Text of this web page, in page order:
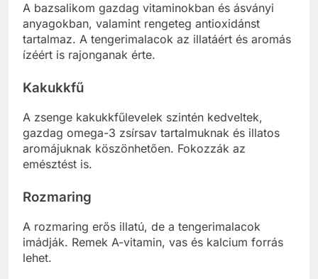
A bazsalikom gazdag vitaminokban és ásványi
anyagokban, valamint rengeteg antioxidánst
tartalmaz. A tengerimalacok az illatáért és aromás
ízéért is rajonganak érte.
Kakukkfű
A zsenge kakukkfűlevelek szintén kedveltek,
gazdag omega-3 zsírsav tartalmuknak és illatos
aromájuknak köszönhetően. Fokozzák az
emésztést is.
Rozmaring
A rozmaring erős illatú, de a tengerimalacok
imádják. Remek A-vitamin, vas és kalcium forrás
lehet.